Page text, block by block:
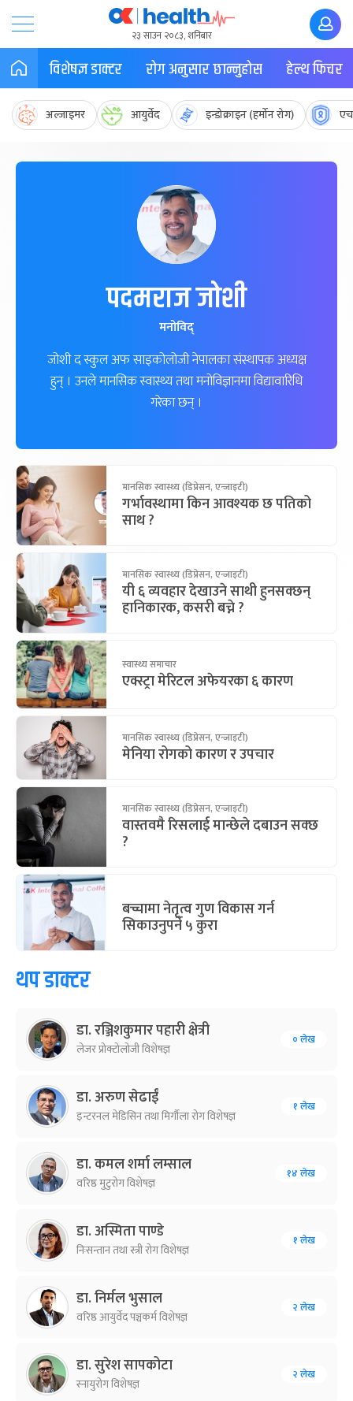
२३ साउन २०८३, शनिबार
विशेषज्ञ डाक्टर रोग अनुसार छान्नुहोस हेल्थ फिचर
अल्जाइमर आयुर्वेद इन्डोक्राइन (हर्मोन रोग)
पदमराज जोशी
मनोविद्
जोशी द स्कुल अफ साइकोलोजी नेपालका संस्थापक अध्यक्ष
हुन् । उनले मानसिक स्वास्थ्य तथा मनोविज्ञानमा विद्यावारिधि
गरेका छन् ।
मानसिक स्वास्थ्य (डिप्रेसन, एन्जाइटी)
गर्भावस्थामा किन आवश्यक छ पतिको
साथ ?
मानसिक स्वास्थ्य (डिप्रेसन, एन्जाइटी)
यी ६ व्यवहार देखाउने साथी हुनसक्छन्
हानिकारक, कसरी बच्ने ?
स्वास्थ्य समाचार
एक्स्ट्रा मेरिटल अफेयरका ६ कारण
मानसिक स्वास्थ्य (डिप्रेसन, एन्जाइटी)
मेनिया रोगको कारण र उपचार
मानसिक स्वास्थ्य (डिप्रेसन, एन्जाइटी)
वास्तवमै रिसलाई मान्छेले दबाउन सक्छ
?
बच्चामा नेतृत्व गुण विकास गर्न
सिकाउनुपर्ने ५ कुरा
थप डाक्टर
डा. रञ्जिशकुमार पहारी क्षेत्री
लेजर प्रोक्टोलोजी विशेषज्ञ
० लेख
डा. अरुण सेढाईं
इन्टरनल मेडिसिन तथा मिर्गौला रोग विशेषज्ञ
१ लेख
डा. कमल शर्मा लम्साल
वरिष्ठ मुटुरोग विशेषज्ञ
१४ लेख
डा. अस्मिता पाण्डे
निःसन्तान तथा स्त्री रोग विशेषज्ञ
१ लेख
डा. निर्मल भुसाल
वरिष्ठ आयुर्वेद पञ्चकर्म विशेषज्ञ
२ लेख
डा. सुरेश सापकोटा
स्नायुरोग विशेषज्ञ
२ लेख